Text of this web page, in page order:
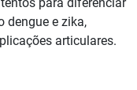
dengue e zika,
articulares.